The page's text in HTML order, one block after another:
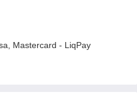
Mastercard - LiqPay